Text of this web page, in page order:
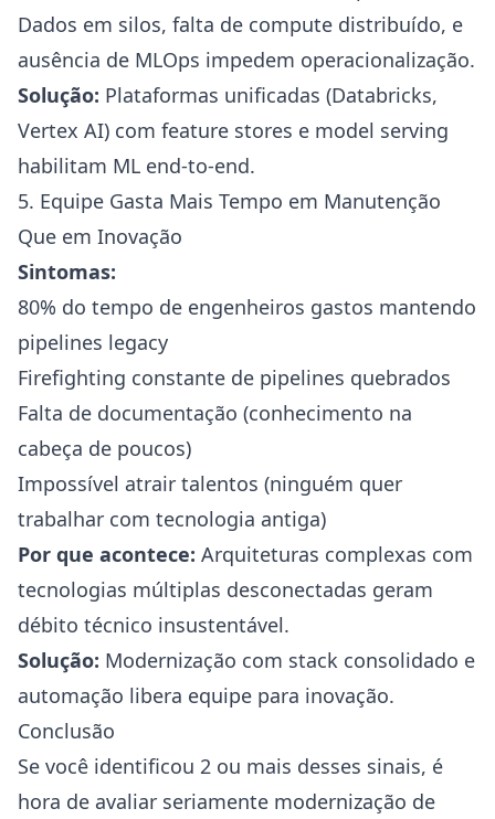
Dados em silos, falta de compute distribuído, e
ausência de MLOps impedem operacionalização.
Solução: Plataformas unificadas (Databricks,
Vertex AI) com feature stores e model serving
habilitam ML end-to-end.
5. Equipe Gasta Mais Tempo em Manutenção
Que em Inovação
Sintomas:
80% do tempo de engenheiros gastos mantendo
pipelines legacy
Firefighting constante de pipelines quebrados
Falta de documentação (conhecimento na
cabeça de poucos)
Impossível atrair talentos (ninguém quer
trabalhar com tecnologia antiga)
Por que acontece: Arquiteturas complexas com
tecnologias múltiplas desconectadas geram
débito técnico insustentável.
Solução: Modernização com stack consolidado e
automação libera equipe para inovação.
Conclusão
Se você identificou 2 ou mais desses sinais, é
hora de avaliar seriamente modernização de